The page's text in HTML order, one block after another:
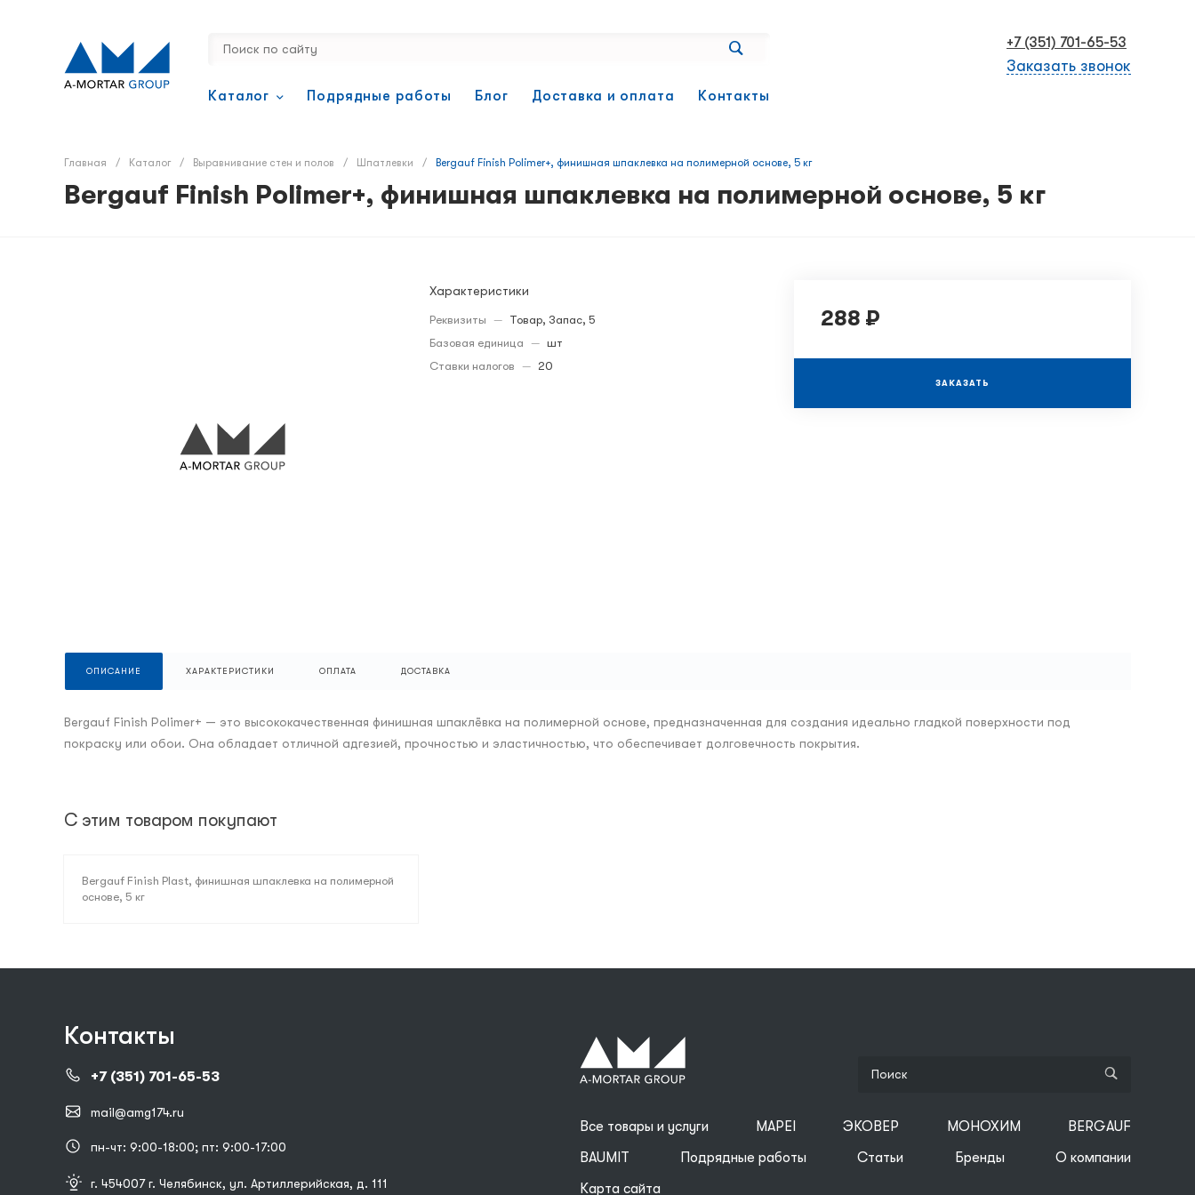
Каталог Подрядные работы Блог Доставка и оплата Контакты
+7 (351) 701-65-53
Заказать звонок
Главная / Каталог / Выравнивание стен и полов / Шпатлевки / Bergauf Finish Polimer+, финишная шпаклевка на полимерной основе, 5 кг
Bergauf Finish Polimer+, финишная шпаклевка на полимерной основе, 5 кг
Характеристики
Реквизиты —
Товар, Запас, 5
Базовая единица — шт
Ставки налогов — 20
288 ₽
ЗАКАЗАТЬ
ОПИСАНИЕ ХАРАКТЕРИСТИКИ ОПЛАТА ДОСТАВКА
Bergauf Finish Polimer+ — это высококачественная финишная шпаклёвка на полимерной основе, предназначенная для создания идеально гладкой поверхности под
покраску или обои. Она обладает отличной адгезией, прочностью и эластичностью, что обеспечивает долговечность покрытия.
С этим товаром покупают
Bergauf Finish Plast, финишная шпаклевка на полимерной
основе, 5 кг
Контакты
+7 (351) 701-65-53
mail@amg174.ru
пн-чт: 9:00-18:00; пт: 9:00-17:00
г. 454007 г. Челябинск, ул. Артиллерийская, д. 111
Все товары и услуги MAPEI ЭКОВЕР МОНОХИМ
BERGAUF
BAUMIT
Подрядные работы Статьи Бренды
О компании
Карта сайта